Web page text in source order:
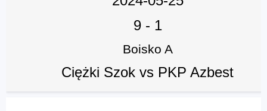
9- 1
Boisko A
Ciężki Szok vs PKP Azbest